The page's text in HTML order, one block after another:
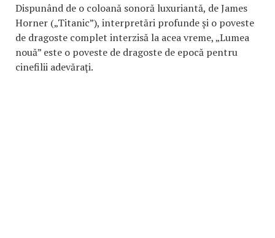
Dispunând de o coloană sonoră luxuriantă, de James
Horner („Titanic”), interpretări profunde și o poveste
de dragoste complet interzisă la acea vreme, „Lumea
nouă” este o poveste de dragoste de epocă pentru
cinefilii adevăraţi.